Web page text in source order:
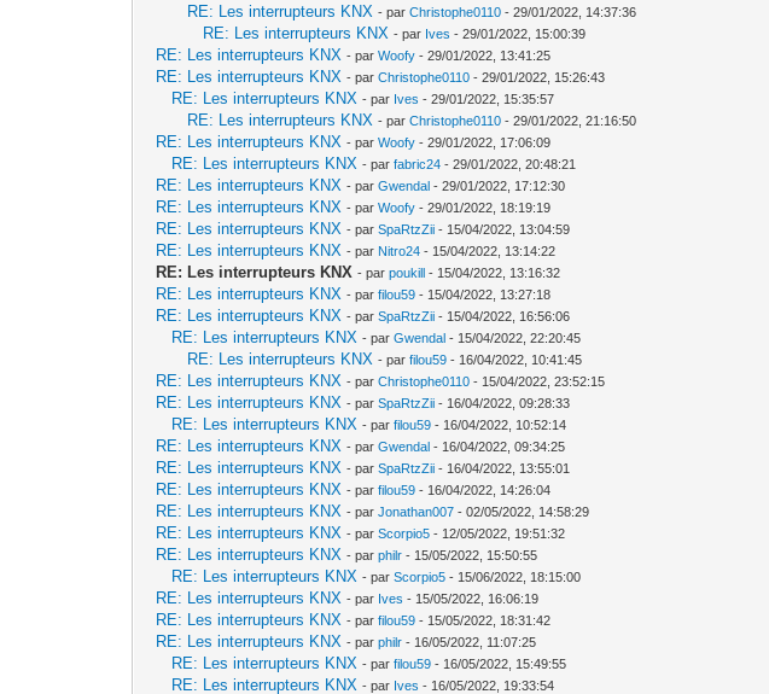
RE: Les interrupteurs KNX - parChristophe0110 - 29/01/2022, 14:37:36
RE: Les interrupteurs KNX - par Ives - 29/01/2022, 15:00:39
RE: Les interrupteurs KNX - parWoofy - 29/01/2022, 13:41:25
RE: Les interrupteurs KNX - parChristophe0110 - 29/01/2022, 15:26:43
RE: Les interrupteurs KNX - par Ives - 29/01/2022, 15:35:57
RE: Les interrupteurs KNX - parChristophe0110 - 29/01/2022, 21:16:50
RE: Les interrupteurs KNX - parWoofy - 29/01/2022, 17:06:09
RE: Les interrupteurs KNX - parfabric24 - 29/01/2022, 20:48:21
RE: Les interrupteurs KNX - parGwendal - 29/01/2022, 17:12:30
RE: Les interrupteurs KNX - parWoofy - 29/01/2022, 18:19:19
RE: Les interrupteurs KNX - parSpaRtzZii - 15/04/2022, 13:04:59
RE: Les interrupteurs KNX - par Nitro24 - 15/04/2022, 13:14:22
RE: Les interrupteurs KNX - parpoukill - 15/04/2022, 13:16:32
RE: Les interrupteurs KNX - parfilou59 - 15/04/2022, 13:27:18
RE: Les interrupteurs KNX - parSpaRtzZii - 15/04/2022, 16:56:06
RE: Les interrupteurs KNX - parGwendal - 15/04/2022, 22:20:45
RE: Les interrupteurs KNX - parfilou59 - 16/04/2022, 10:41:45
RE: Les interrupteurs KNX - parChristophe0110 - 15/04/2022, 23:52:15
RE: Les interrupteurs KNX - parSpaRtzZii - 16/04/2022, 09:28:33
RE: Les interrupteurs KNX - parfilou59 - 16/04/2022, 10:52:14
RE: Les interrupteurs KNX - parGwendal - 16/04/2022, 09:34:25
RE: Les interrupteurs KNX - parSpaRtzZii - 16/04/2022, 13:55:01
RE: Les interrupteurs KNX - parfilou59 - 16/04/2022, 14:26:04
RE: Les interrupteurs KNX - parJonathan007 - 02/05/2022, 14:58:29
RE: Les interrupteurs KNX - parScorpio5 - 12/05/2022, 19:51:32
RE: Les interrupteurs KNX - parphilr - 15/05/2022, 15:50:55
RE: Les interrupteurs KNX - parScorpio5 - 15/06/2022, 18:15:00
RE: Les interrupteurs KNX - par Ives - 15/05/2022, 16:06:19
RE: Les interrupteurs KNX - parfilou59 - 15/05/2022, 18:31:42
RE: Les interrupteurs KNX - parphilr - 16/05/2022, 11:07:25
RE: Les interrupteurs KNX - parfilou59 - 16/05/2022, 15:49:55
RE: Les interrupteurs KNX - par Ives - 16/05/2022, 19:33:54